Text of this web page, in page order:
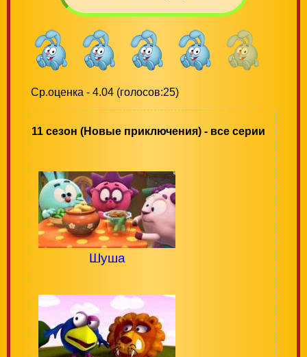
Ср.оценка - 4.04 (голосов:25)
11 сезон (Новые приключения) - все серии
Шуша